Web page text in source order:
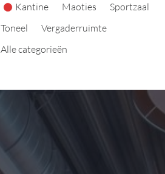
Kantine
Maoties
Sportzaal
Toneel
Vergaderruimte
Alle categorieën